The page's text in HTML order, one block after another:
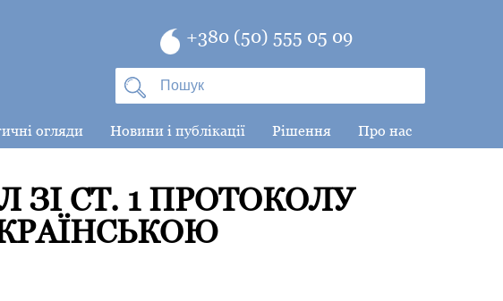
+380 (50) 555 05 09
огляди Новини і публікації Рішення Про нас
ЗІ СТ. 1 ПРОТОКОЛУ